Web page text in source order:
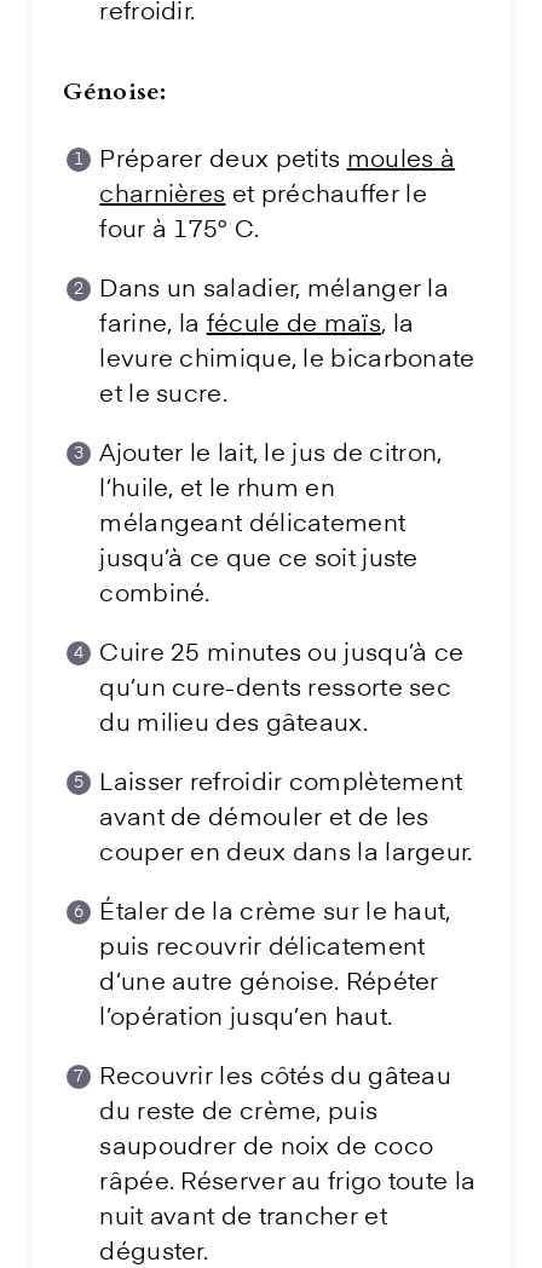
refroidir.
Génoise:
Préparer deux petits moules à
charnières et préchauffer le
four à 175° C.
Dans un saladier, mélanger la
farine, la fécule de maïs, la
levure chimique, le bicarbonate
et le sucre.
Ajouter le lait, le jus de citron,
l’huile, et le rhum en
mélangeant délicatement
jusqu’à ce que ce soit juste
combiné.
Cuire 25 minutes ou jusqu’à ce
qu’un cure-dents ressorte sec
du milieu des gâteaux.
Laisser refroidir complètement
avant de démouler et de les
couper en deux dans la largeur.
Étaler de la crème sur le haut,
puis recouvrir délicatement
d’une autre génoise. Répéter
l’opération jusqu’en haut.
Recouvrir les côtés du gâteau
du reste de crème, puis
saupoudrer de noix de coco
râpée. Réserver au frigo toute la
nuit avant de trancher et
déguster.